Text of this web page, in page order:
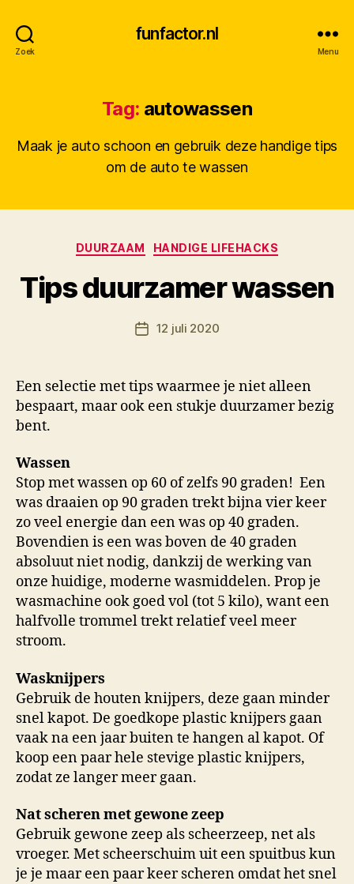
Zoek
funfactor.nl
Menu
Tag: autowassen
Maak je auto schoon en gebruik deze handige tips
om de auto te wassen
Categorieën
DUURZAAM HANDIGE LIFEHACKS
Tips duurzamer wassen
Berichtauteur
o
r
Berichtdatum
12 juli 2020
Een selectie met tips waarmee je niet alleen
bespaart, maar ook een stukje duurzamer bezig
bent.
Wassen
Stop met wassen op 60 of zelfs 90 graden! Een
was draaien op 90 graden trekt bijna vier keer
zo veel energie dan een was op 40 graden.
Bovendien is een was boven de 40 graden
absoluut niet nodig, dankzij de werking van
onze huidige, moderne wasmiddelen. Prop je
wasmachine ook goed vol (tot 5 kilo), want een
halfvolle trommel trekt relatief veel meer
stroom.
Wasknijpers
Gebruik de houten knijpers, deze gaan minder
snel kapot. De goedkope plastic knijpers gaan
vaak na een jaar buiten te hangen al kapot. Of
koop een paar hele stevige plastic knijpers,
zodat ze langer meer gaan.
Nat scheren met gewone zeep
Gebruik gewone zeep als scheerzeep, net als
vroeger. Met scheerschuim uit een spuitbus kun
je je maar een paar keer scheren omdat het snel